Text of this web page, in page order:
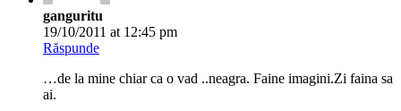
ganguritu
19/10/2011 at 12:45 pm
Răspunde
…de la mine chiar ca o vad ..neagra. Faine imagini.Zi faina sa
ai.